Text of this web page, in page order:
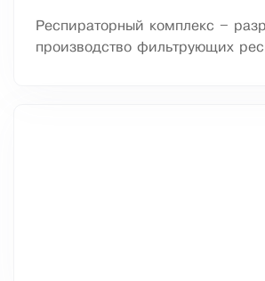
Респираторный комплекс –
производство фильтрующих